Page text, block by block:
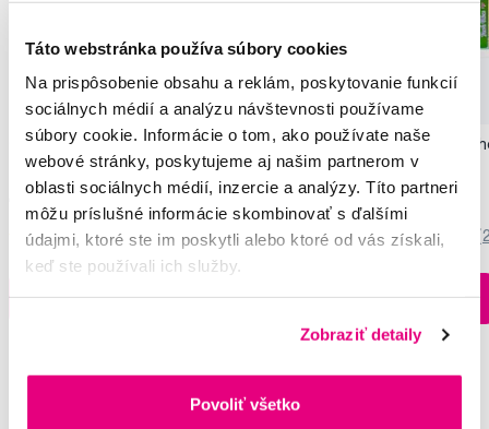
Táto webstránka používa súbory cookies
Na prispôsobenie obsahu a reklám, poskytovanie funkcií
sociálnych médií a analýzu návštevnosti používame
súbory cookie. Informácie o tom, ako používate naše
webové stránky, poskytujeme aj našim partnerom v
oblasti sociálnych médií, inzercie a analýzy. Títo partneri
môžu príslušné informácie skombinovať s ďalšími
údajmi, ktoré ste im poskytli alebo ktoré od vás získali,
keď ste používali ich služby.
Zobraziť detaily
Povoliť všetko
GUM Red Cote tablety pre indikáciu
zubného plaku, 12 ks
4,35 €
4,5 /5 (181x)
Do košíku
TePe Kids x-soft,
zadarmo
7,20 €
5,0
Do košíku
Potřebujete poradit?